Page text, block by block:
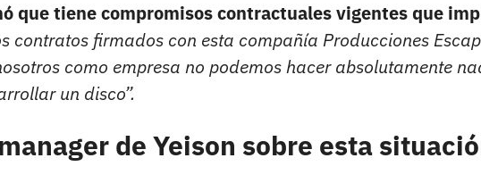
que tiene compromisos contractuales vigentes que
contratos firmados con esta compañía Producciones
como empresa no podemos hacer absolutamente
un disco”.
de Yeison sobre esta